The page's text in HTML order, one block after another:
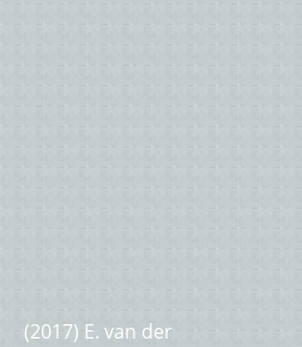
(2017) E. van der